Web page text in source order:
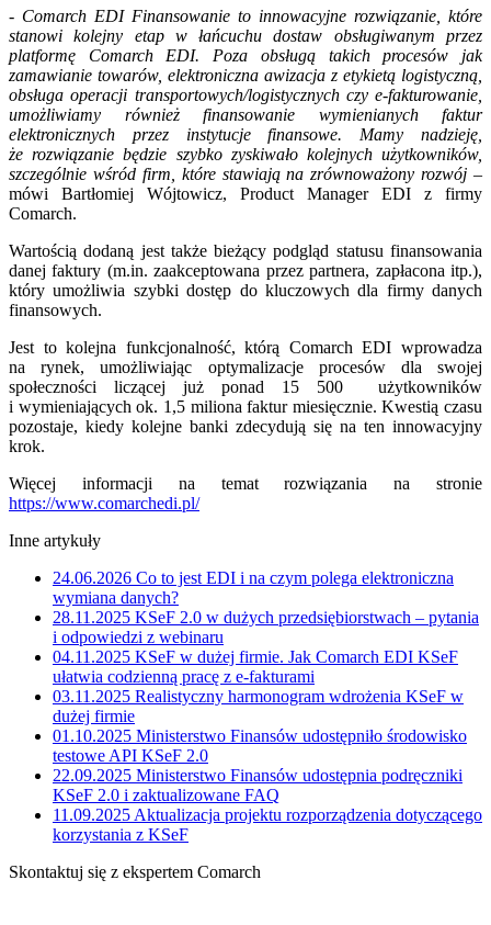
- Comarch EDI Finansowanie to innowacyjne rozwiązanie, które
stanowi kolejny etap w łańcuchu dostaw obsługiwanym przez
platformę Comarch EDI. Poza obsługą takich procesów jak
zamawianie towarów, elektroniczna awizacja z etykietą logistyczną,
obsługa operacji transportowych/logistycznych czy e-fakturowanie,
umożliwiamy również finansowanie wymienianych faktur
elektronicznych przez instytucje finansowe. Mamy nadzieję,
że rozwiązanie będzie szybko zyskiwało kolejnych użytkowników,
szczególnie wśród firm, które stawiają na zrównoważony rozwój –
mówi Bartłomiej Wójtowicz, Product Manager EDI z firmy
Comarch.
Wartością dodaną jest także bieżący podgląd statusu finansowania
danej faktury (m.in. zaakceptowana przez partnera, zapłacona itp.),
który umożliwia szybki dostęp do kluczowych dla firmy danych
finansowych.
Jest to kolejna funkcjonalność, którą Comarch EDI wprowadza
na rynek, umożliwiając optymalizacje procesów dla swojej
społeczności liczącej już ponad 15 500 użytkowników
i wymieniających ok. 1,5 miliona faktur miesięcznie. Kwestią czasu
pozostaje, kiedy kolejne banki zdecydują się na ten innowacyjny
krok.
Więcej informacji na temat rozwiązania na stronie
https://www.comarchedi.pl/
Inne artykuły
24.06.2026 Co to jest EDI i na czym polega elektroniczna
wymiana danych?
28.11.2025 KSeF 2.0 w dużych przedsiębiorstwach – pytania
i odpowiedzi z webinaru
04.11.2025 KSeF w dużej firmie. Jak Comarch EDI KSeF
ułatwia codzienną pracę z e-fakturami
03.11.2025 Realistyczny harmonogram wdrożenia KSeF w
dużej firmie
01.10.2025 Ministerstwo Finansów udostępniło środowisko
testowe API KSeF 2.0
22.09.2025 Ministerstwo Finansów udostępnia podręczniki
KSeF 2.0 i zaktualizowane FAQ
11.09.2025 Aktualizacja projektu rozporządzenia dotyczącego
korzystania z KSeF
Skontaktuj się z ekspertem Comarch